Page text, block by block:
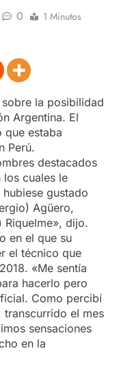
0 1 Minutos
la posibilidad
Argentina. El
que estaba
Perú.
destacados
cuales le
gustado
Agüero,
Riquelme», dijo.
en el que su
el técnico que
«Me sentía
hacerlo pero
Como percibí
transcurrido el mes
sensaciones
en la